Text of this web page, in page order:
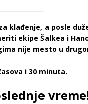
klađenje, a posle
ekipe Šalkea i
nije mesto u
i 30 minuta.